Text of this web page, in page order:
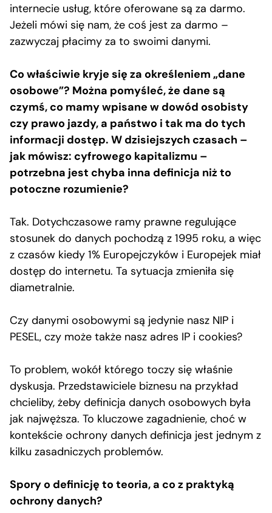
internecie usług, które oferowane są za darmo.
Jeżeli mówi się nam, że coś jest za darmo –
zazwyczaj płacimy za to swoimi danymi.
Co właściwie kryje się za określeniem „dane
osobowe”? Można pomyśleć, że dane są
czymś, co mamy wpisane w dowód osobisty
czy prawo jazdy, a państwo i tak ma do tych
informacji dostęp. W dzisiejszych czasach –
jak mówisz: cyfrowego kapitalizmu –
potrzebna jest chyba inna definicja niż to
potoczne rozumienie?
Tak. Dotychczasowe ramy prawne regulujące
stosunek do danych pochodzą z 1995 roku, a więc
z czasów kiedy 1% Europejczyków i Europejek miał
dostęp do internetu. Ta sytuacja zmieniła się
diametralnie.
Czy danymi osobowymi są jedynie nasz NIP i
PESEL, czy może także nasz adres IP i cookies?
To problem, wokół którego toczy się właśnie
dyskusja. Przedstawiciele biznesu na przykład
chcieliby, żeby definicja danych osobowych była
jak najwęższa. To kluczowe zagadnienie, choć w
kontekście ochrony danych definicja jest jednym z
kilku zasadniczych problemów.
Spory o definicję to teoria, a co z praktyką
ochrony danych?